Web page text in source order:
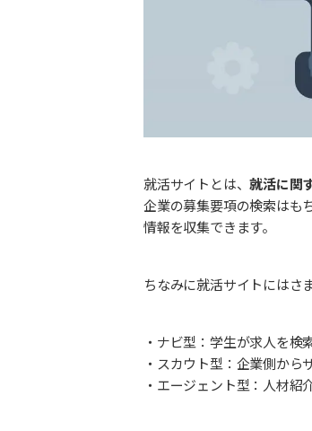
就活サイトとは、就活に関
企業の募集要項の検索はも
情報を収集できます。
ちなみに就活サイトにはさ
・ナビ型：学生が求人を検
・スカウト型：企業側か
・エージェント型：人材